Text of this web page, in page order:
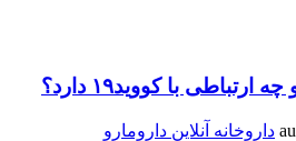
با کووید۱۹ دارد؟
داروخانه آنلاین دارومارو